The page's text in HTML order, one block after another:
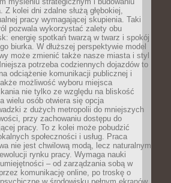
Z kolei dni zdalne służą głębokiej,
pracy wymagającej skupienia. Taki
pozwala wykorzystać zalety obu
energię spotkań twarzą w twarz i spokój
biurka. W dłuższej perspektywie model
może zmienić także nasze miasta i styl
potrzeba codziennych dojazdów to
odciążenie komunikacji publicznej i
możliwość wyboru miejsca
nie tylko ze względu na bliskość
wielu osób otwiera się opcja
z dużych metropolii do mniejszych
przy zachowaniu dostępu do
pracy. To z kolei może pobudzić
społeczności i usług. Praca
nie jest chwilową modą, lecz naturalnym
rynku pracy. Wymaga nauki
– od zarządzania sobą w
komunikację online, po troskę o